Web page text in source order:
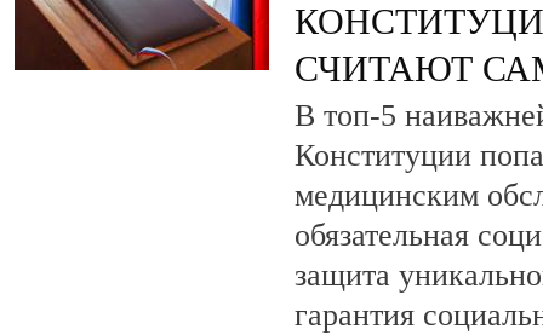
СЧИТАЮТ
В топ-5
Конституции
медицинским
обязательная
защита
гарантия